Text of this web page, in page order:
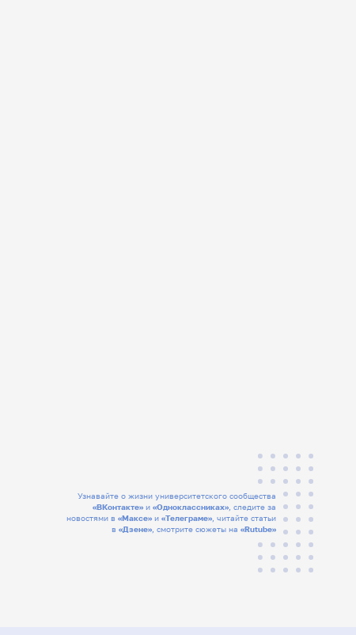
Узнавайте о жизни университетского сообщества
«ВКонтакте» и«Одноклассниках» , следите за
новостями в«Максе» и«Телеграме» , читайте статьи
в«Дзене» , смотрите сюжеты на«Rutube»